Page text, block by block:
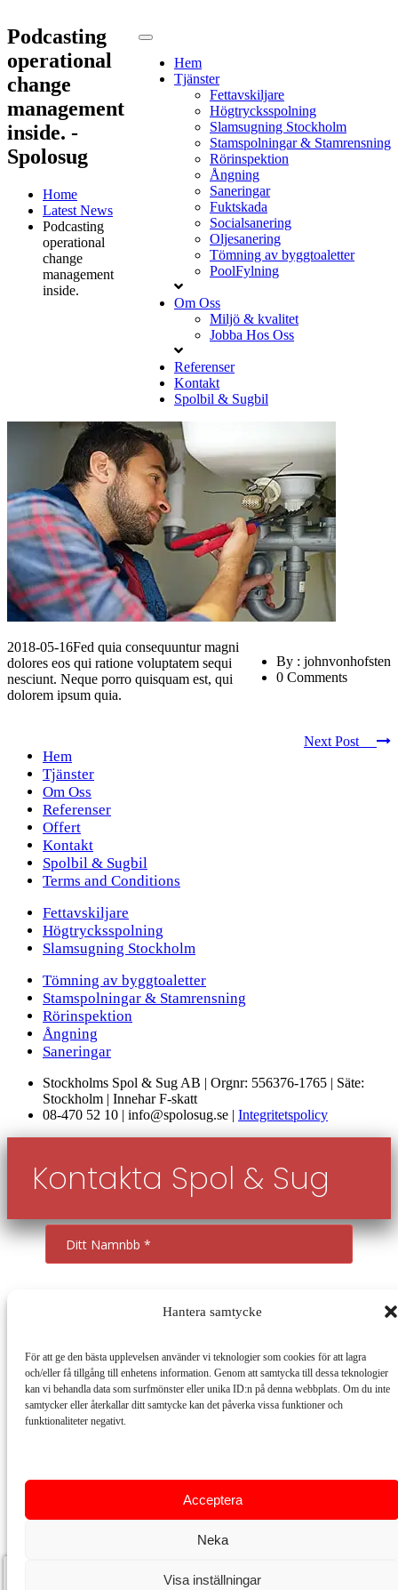
Hantera samtycke
För att ge den bästa upplevelsen använder vi teknologier som cookies för att lagra
och/eller få tillgång till enhetens information. Genom att samtycka till dessa teknologier
kan vi behandla data som surfmönster eller unika ID:n på denna webbplats. Om du inte
samtycker eller återkallar ditt samtycke kan det påverka vissa funktioner och
funktionaliteter negativt.
Acceptera
Neka
Visa inställningar
Hem
Tjänster
Fettavskiljare
Högtrycksspolning
Slamsugning Stockholm
Stamspolningar & Stamrensning
Rörinspektion
Ångning
Saneringar
Fuktskada
Socialsanering
Oljesanering
Tömning av byggtoaletter
PoolFylning
Om Oss
Miljö & kvalitet
Jobba Hos Oss
Referenser
Kontakt
Spolbil & Sugbil
Podcasting
operational
change
management
inside. -
Spolosug
Home
Latest News
Podcasting
operational
change
management
inside.
2018-05-16
By : johnvonhofsten
0 Comments
Fed quia consequuntur magni
dolores eos qui ratione voluptatem sequi
nesciunt. Neque porro quisquam est, qui
dolorem ipsum quia.
Next Post
Hem
Tjänster
Om Oss
Referenser
Offert
Kontakt
Spolbil & Sugbil
Terms and Conditions
Fettavskiljare
Högtrycksspolning
Slamsugning Stockholm
Tömning av byggtoaletter
Stamspolningar & Stamrensning
Rörinspektion
Ångning
Saneringar
Stockholms Spol & Sug AB | Orgnr: 556376-1765 | Säte:
Stockholm | Innehar F-skatt
08-470 52 10 | info@spolosug.se | Integritetspolicy
Kontakta Spol & Sug